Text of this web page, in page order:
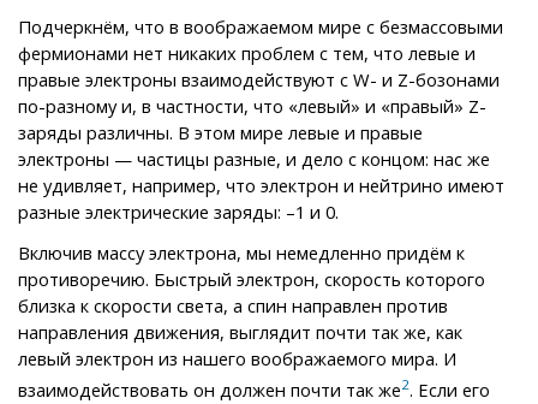
Подчеркнём, что в воображаемом мире с безмассовыми
фермионами нет никаких проблем с тем, что левые и
правые электроны взаимодействуют с W- и Z-бозонами
по-разному и, в частности, что «левый» и «правый» Z-
заряды различны. В этом мире левые и правые
электроны — частицы разные, и дело с концом: нас же
не удивляет, например, что электрон и нейтрино имеют
разные электрические заряды: –1 и 0.
Включив массу электрона, мы немедленно придём к
противоречию. Быстрый электрон, скорость которого
близка к скорости света, а спин направлен против
направления движения, выглядит почти так же, как
левый электрон из нашего воображаемого мира. И
взаимодействовать он должен почти так же2. Если его